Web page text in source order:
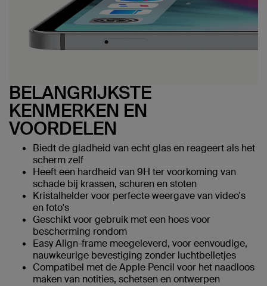
BELANGRIJKSTE
KENMERKEN EN
VOORDELEN
Biedt de gladheid van echt glas en reageert als het
scherm zelf
Heeft een hardheid van 9H ter voorkoming van
schade bij krassen, schuren en stoten
Kristalhelder voor perfecte weergave van video's
en foto's
Geschikt voor gebruik met een hoes voor
bescherming rondom
Easy Align-frame meegeleverd, voor eenvoudige,
nauwkeurige bevestiging zonder luchtbelletjes
Compatibel met de Apple Pencil voor het naadloos
maken van notities, schetsen en ontwerpen